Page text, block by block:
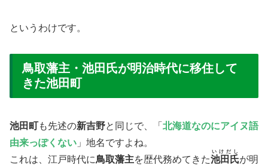
というわけです。
鳥取藩主・池田氏が明治時代に移住して
きた池田町
池田町も先述の新吉野と同じで、「 北海道なのにアイヌ語
由来っぽくない 」地名ですよね。
これは、江戸時代に鳥取藩主を歴代務めてきた池田氏
いけだし
が明